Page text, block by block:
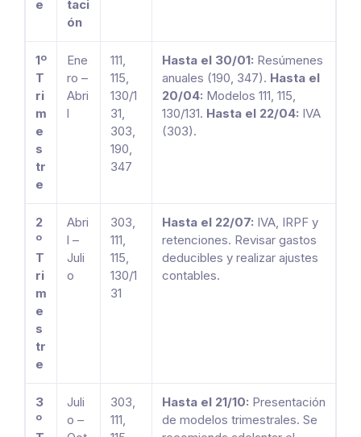
e
taci
ón
1º
T
ri
m
e
s
tr
e
Ene
ro –
Abri
l
111,
115,
130/1
31,
303,
190,
347
Hasta el 30/01: Resúmenes
anuales (190, 347). Hasta el
20/04: Modelos 111, 115,
130/131. Hasta el 22/04: IVA
(303).
2
º
T
ri
m
e
s
tr
e
Abri
l –
Juli
o
303,
111,
115,
130/1
31
Hasta el 22/07: IVA, IRPF y
retenciones. Revisar gastos
deducibles y realizar ajustes
contables.
3
º
Juli
o –
303,
111,
Hasta el 21/10: Presentación
de modelos trimestrales. Se